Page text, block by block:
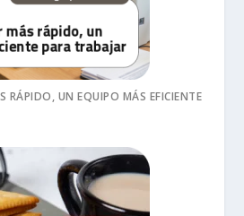
RÁPIDO, UN EQUIPO MÁS EFICIENTE